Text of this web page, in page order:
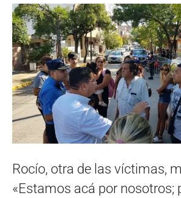
Rocío, otra de las víctimas,
«Estamos acá por nosotros;